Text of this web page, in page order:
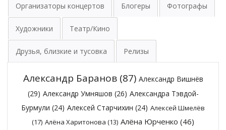
Организаторы концертов Блогеры Фотографы
Художники Театр/Кино
Друзья, близкие и тусовка Релизы
Александр Баранов(87) Александр Вишнёв
(29) Александр Умняшов (26) Александра Тэвдой-
Бурмули (24) Алексей Старчихин (24) Алексей Шмелёв
(17) Алёна Харитонова (13) Алёна Юрченко (46)